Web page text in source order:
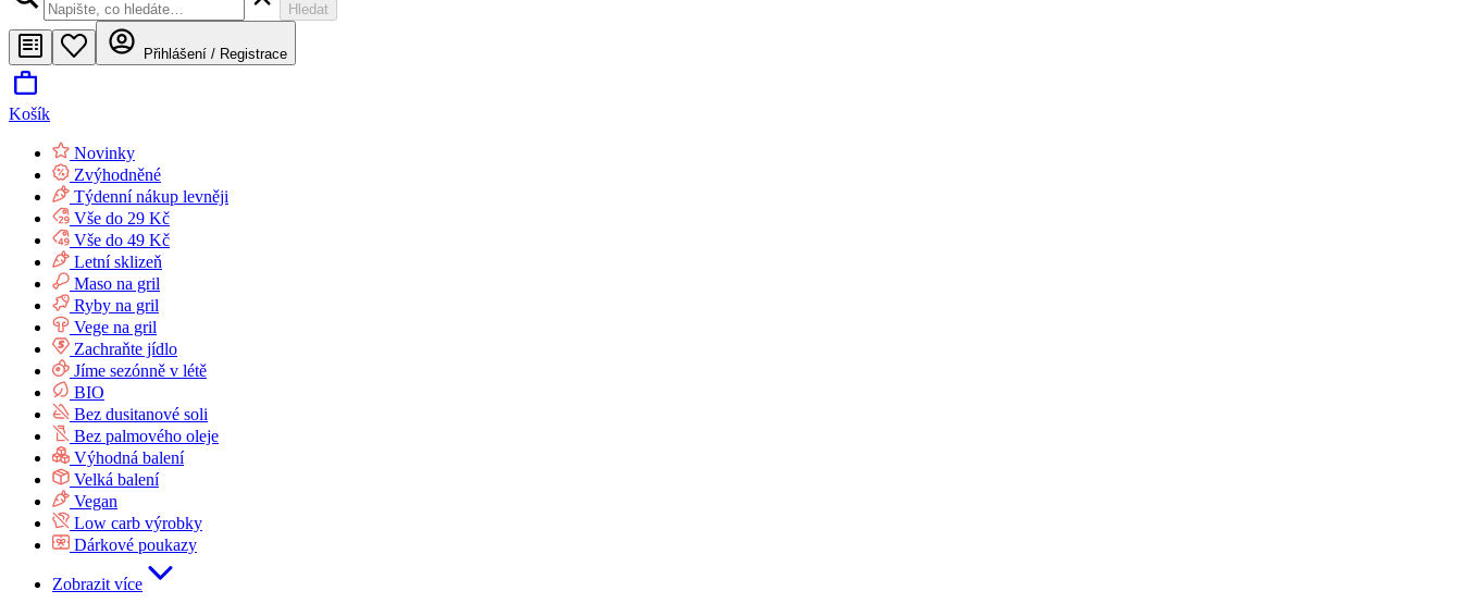
Hledat
Přihlášení / Registrace
Košík
Novinky
Zvýhodněné
Týdenní nákup levněji
Vše do 29 Kč
Vše do 49 Kč
Letní sklizeň
Maso na gril
Ryby na gril
Vege na gril
Zachraňte jídlo
Jíme sezónně v létě
BIO
Bez dusitanové soli
Bez palmového oleje
Výhodná balení
Velká balení
Vegan
Low carb výrobky
Dárkové poukazy
Zobrazit více